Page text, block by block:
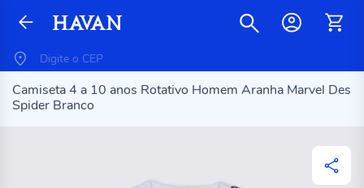
Camiseta 4 a 10 anos Rotativo Homem Aranha Marvel Des
Spider Branco